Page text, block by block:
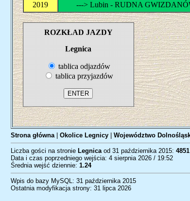
2019
---> Lubin - RUDNA
ROZKŁAD JAZDY
Legnica
tablica odjazdów
tablica przyjazdów
Strona główna| Okolice Legnicy| Województwo
Liczba gości na stronie Legnicaod 31 października 2015: 4851
Data i czas poprzedniego wejścia: 4 sierpnia 2026 / 19:52
Średnia wejść dziennie: 1.24
Wpis do bazy MySQL: 31 października 2015
Ostatnia modyfikacja strony: 31 lipca 2026